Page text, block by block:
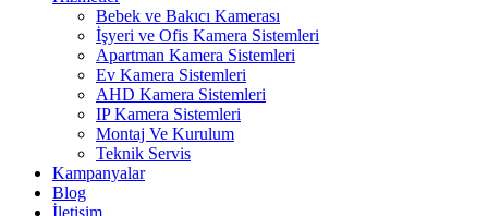
Bebek ve Bakıcı Kamerası
İşyeri ve Ofis Kamera Sistemleri
Apartman Kamera Sistemleri
Ev Kamera Sistemleri
AHD Kamera Sistemleri
IP Kamera Sistemleri
Montaj Ve Kurulum
Teknik Servis
Kampanyalar
Blog
İletişim